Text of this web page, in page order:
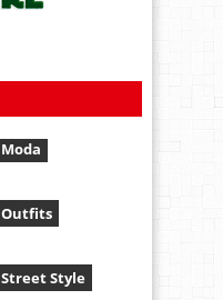
Moda
Outfits
Street Style